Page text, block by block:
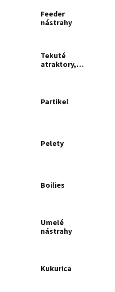
Feeder
nástrahy
Tekuté
atraktory,
Partikel
Pelety
Boilies
Umelé
nástrahy
Kukurica